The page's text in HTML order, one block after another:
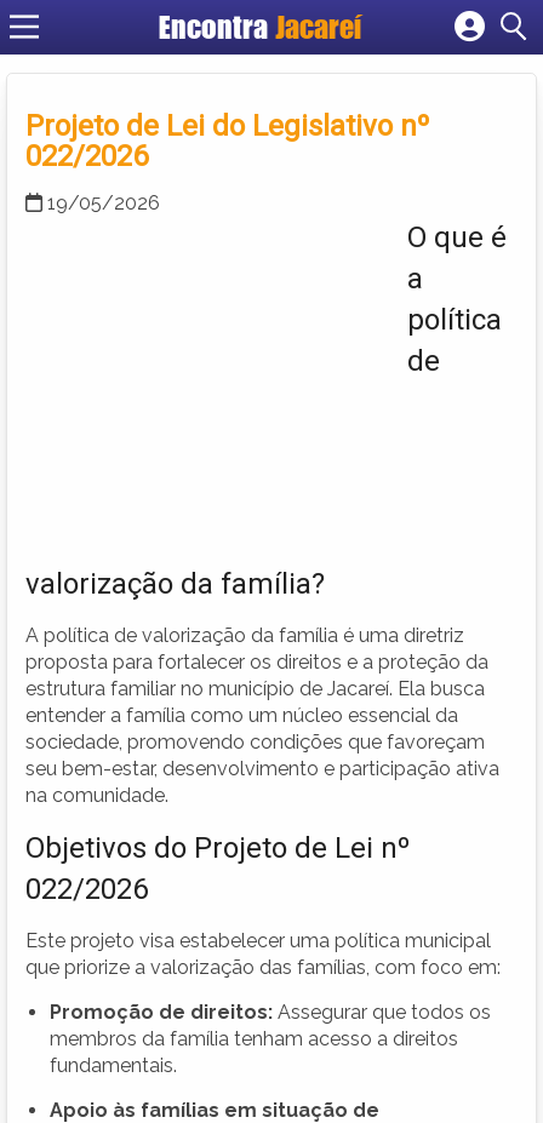
Encontra Jacareí
Cadastrar empresa
Criar conta
Projeto de Lei do Legislativo nº
022/2026
19/05/2026
O que é
a
política
de
valorização da família?
A política de valorização da família é uma diretriz
proposta para fortalecer os direitos e a proteção da
estrutura familiar no município de Jacareí. Ela busca
entender a família como um núcleo essencial da
sociedade, promovendo condições que favoreçam
seu bem-estar, desenvolvimento e participação ativa
na comunidade.
Objetivos do Projeto de Lei nº
022/2026
Este projeto visa estabelecer uma política municipal
que priorize a valorização das famílias, com foco em:
Promoção de direitos: Assegurar que todos os
membros da família tenham acesso a direitos
fundamentais.
Apoio às famílias em situação de